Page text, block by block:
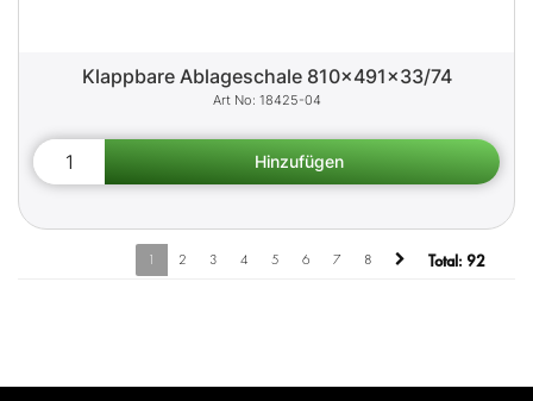
Klappbare Ablageschale 810x491x33/74
18425-04
1 2 3 4 5 6 7 8 Total: 92